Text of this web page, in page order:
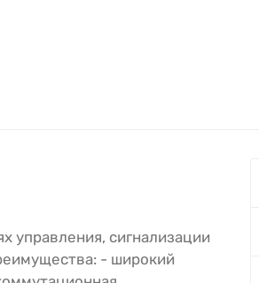
управления, сигнализации
- широкий